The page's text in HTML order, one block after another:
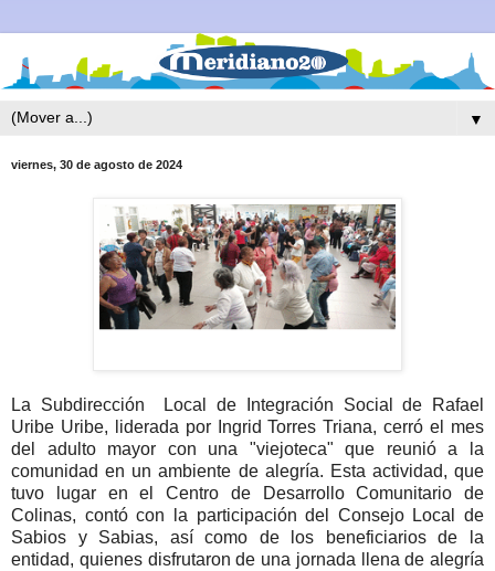
▼
viernes, 30 de agosto de 2024
La Subdirección
Local de Integración Social de Rafael
Uribe Uribe, liderada por Ingrid Torres Triana, cerró el mes
del adulto mayor con una "viejoteca" que reunió a la
comunidad en un ambiente de alegría. Esta actividad, que
tuvo lugar en el Centro de Desarrollo Comunitario de
Colinas, contó con la participación del Consejo Local de
Sabios y Sabias, así como de los beneficiarios de la
entidad, quienes disfrutaron de una jornada llena de alegría